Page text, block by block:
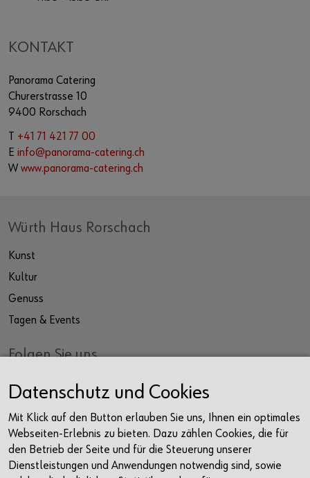
KONTAKT
Panorama Catering
Churerstrasse 10
9400 Rorschach
T +41 71 421 77 00
E info@panorama-catering.ch
W www.panorama-catering.ch
Würth Haus Rorschach
Kunst
Kultur
Genuss
Tagen & Events
Folgen Sie uns
Newsletter
Datenschutz und Cookies
Mit Klick auf den Button erlauben Sie uns, Ihnen ein optimales
Webseiten-Erlebnis zu bieten. Dazu zählen Cookies, die für
den Betrieb der Seite und für die Steuerung unserer
Dienstleistungen und Anwendungen notwendig sind, sowie